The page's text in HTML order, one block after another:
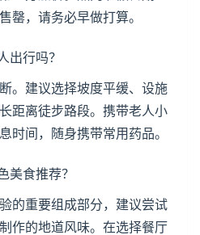
罄，请务必早做打算。
出行吗？
。建议选择坡度平缓、设施
距离徒步路段。携带老人小
时间，随身携带常用药品。
美食推荐？
的重要组成部分，建议尝试
作的地道风味。在选择餐厅